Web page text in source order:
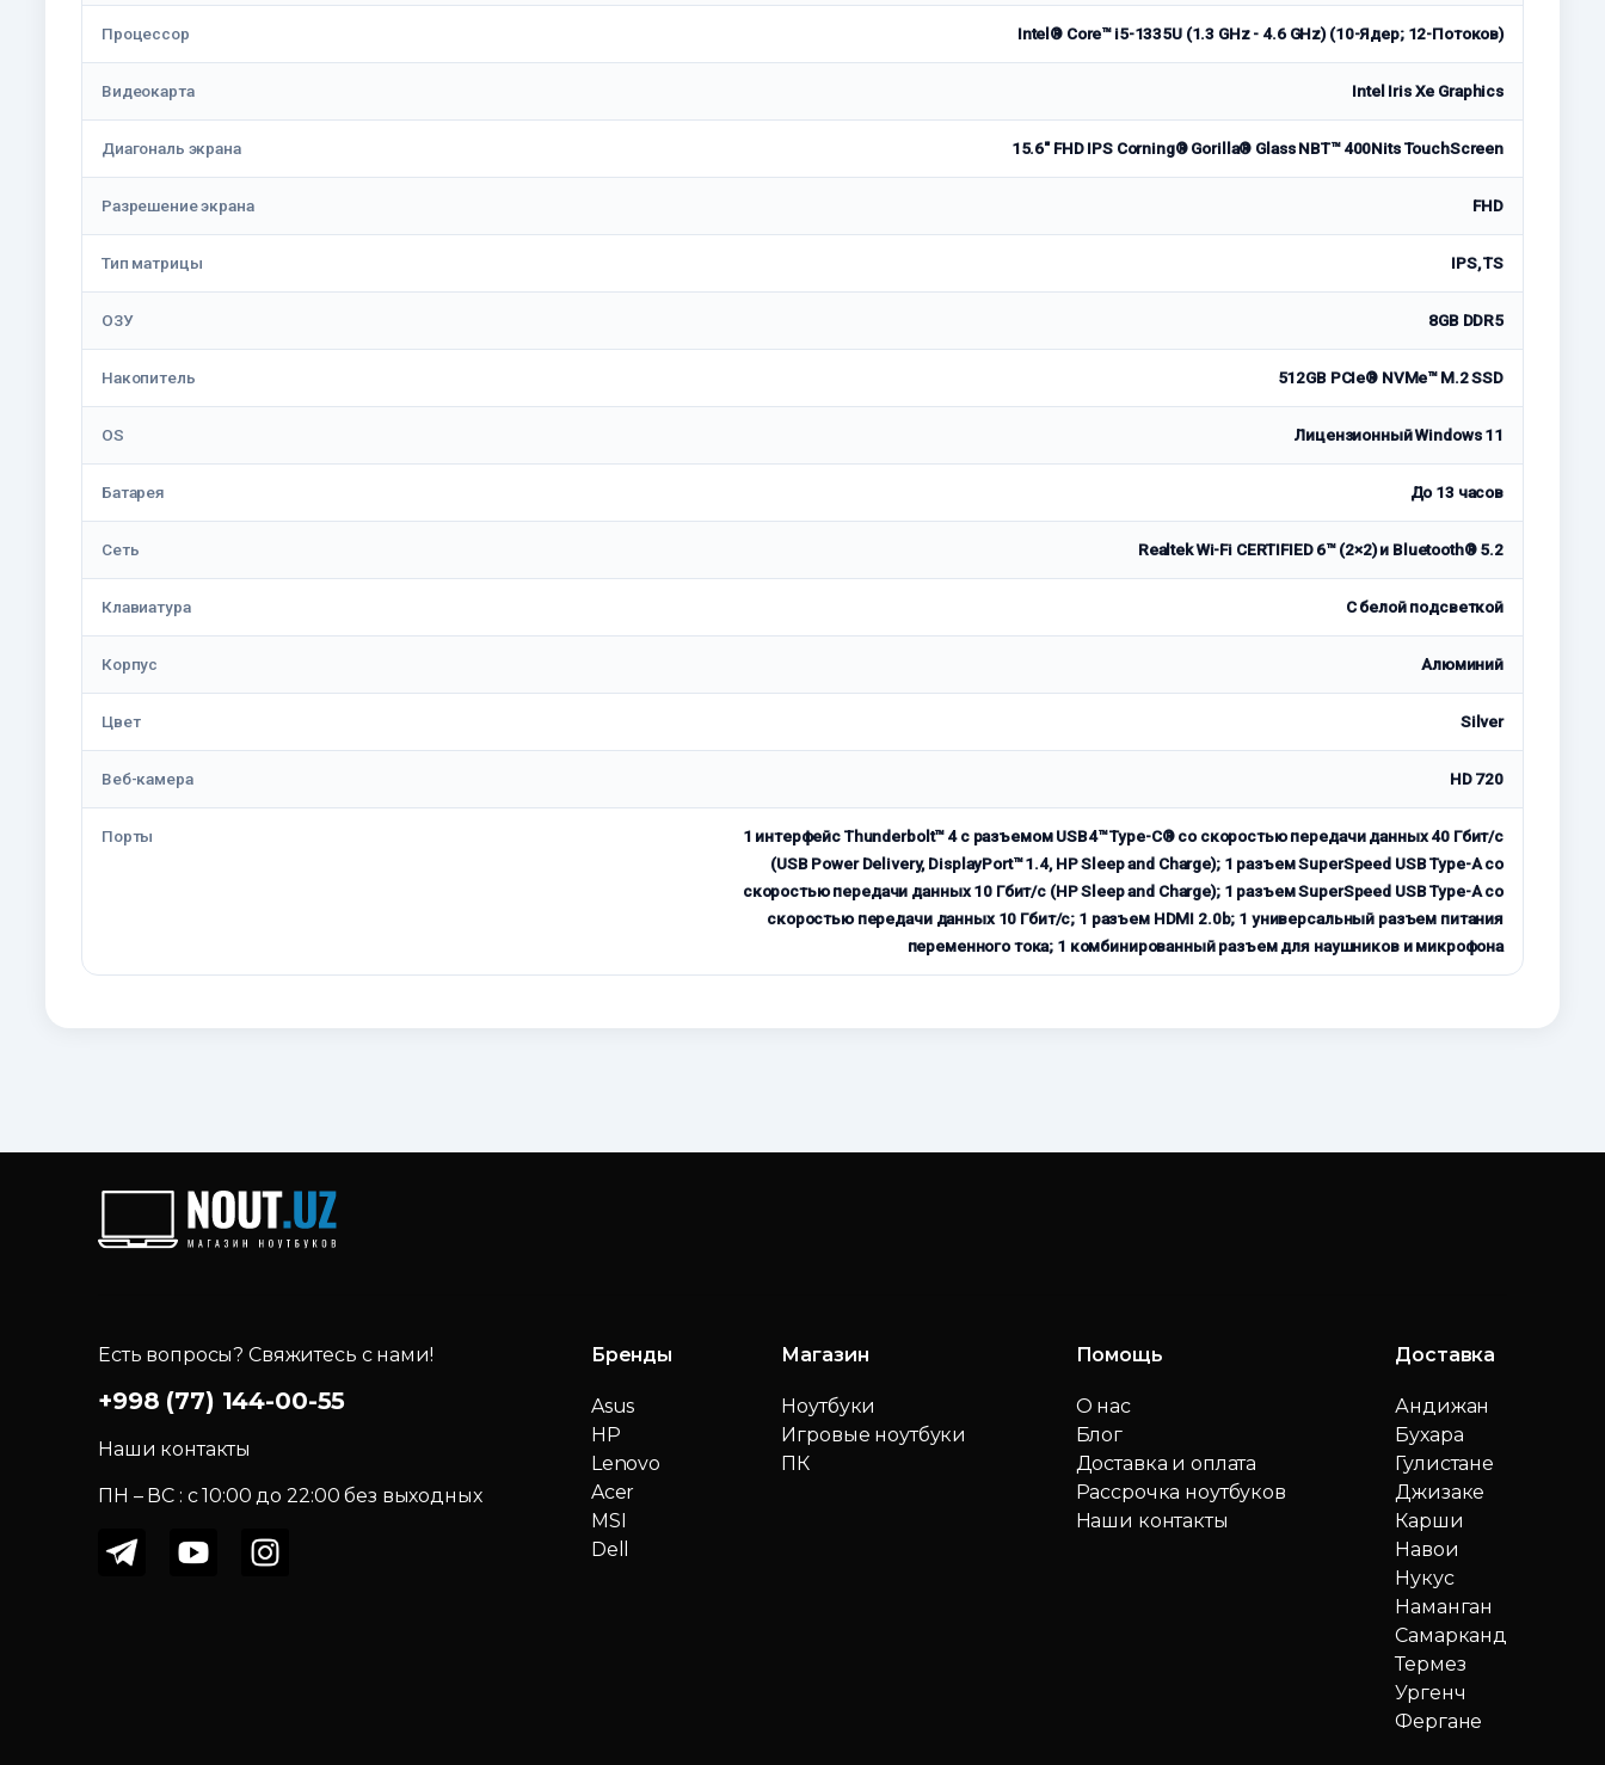
Процессор Intel® Core™ i5-1335U (1.3 GHz - 4.6 GHz) (10-Ядeр; 12-Потоков)
Видеокарта Intel Iris Xe Graphics
Диагональ экрана 15.6" FHD IPS Corning® Gorilla® Glass NBT™ 400Nits TouchScreen
Разрешение экрана FHD
Тип матрицы IPS, TS
ОЗУ 8GB DDR5
Накопитель 512GB PCIe® NVMe™ M.2 SSD
OS Лицензионный Windows 11
Батарея До 13 часов
Сеть Realtek Wi-Fi CERTIFIED 6™ (2×2) и Bluetooth® 5.2
Клавиатура С белой подсветкой
Корпус Алюминий
Цвет Silver
Веб-камера HD 720
Порты
1 интерфейс Thunderbolt™ 4 с разъемом USB4™ Type-C® со скоростью передачи данных 40 Гбит/с
(USB Power Delivery, DisplayPort™ 1.4, HP Sleep and Charge); 1 разъем SuperSpeed USB Type-A со
скоростью передачи данных 10 Гбит/с (HP Sleep and Charge); 1 разъем SuperSpeed USB Type-A со
скоростью передачи данных 10 Гбит/с; 1 разъем HDMI 2.0b; 1 универсальный разъем питания
переменного тока; 1 комбинированный разъем для наушников и микрофона
Есть вопросы? Свяжитесь с нами!
+998 (77) 144-00-55
Наши контакты
ПН – ВС : c 10:00 до 22:00 без выходных
Бренды
Asus
HP
Lenovo
Acer
MSI
Dell
Магазин
Ноутбуки
Игровые ноутбуки
ПК
Помощь
О нас
Блог
Доставка и оплата
Рассрочка ноутбуков
Наши контакты
Доставка
Андижан
Бухара
Гулистане
Джизаке
Карши
Навои
Нукус
Наманган
Самарканд
Термез
Ургенч
Фергане